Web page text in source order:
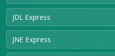
JDL Express
JNE Express